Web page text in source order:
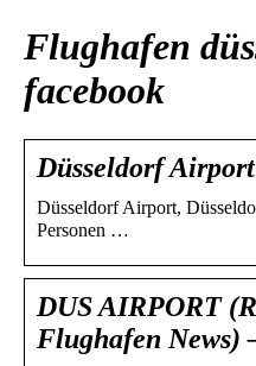
Flughafen
facebook
Düsseldorf
Düsseldorf Airport,
Personen …
DUS AIRPORT
Flughafen News)